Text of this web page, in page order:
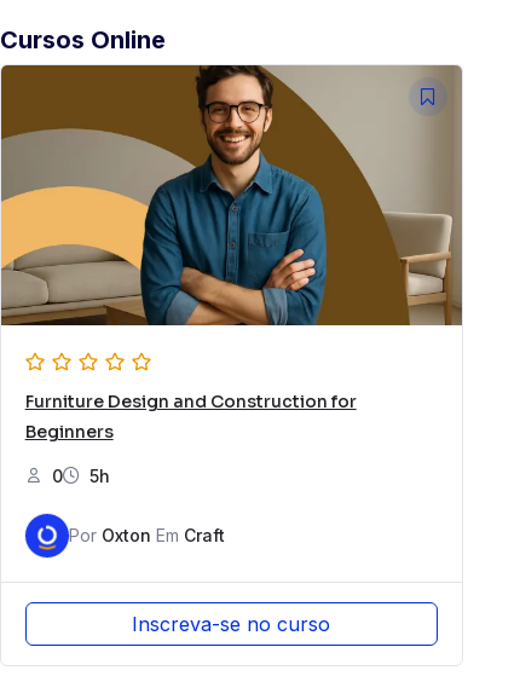
Cursos Online
Furniture Design and Construction for
Beginners
0 5h
Por Oxton Em Craft
Inscreva-se no curso